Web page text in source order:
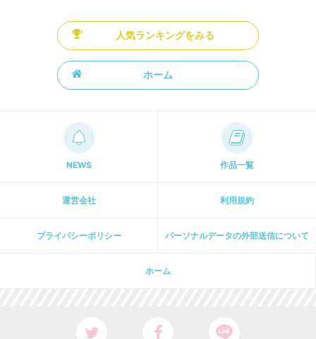
人気ランキングをみる
ホーム
NEWS 作品一覧
運営会社 利用規約
プライパシーポリシー パーソナルデータの外部送信について
ホーム